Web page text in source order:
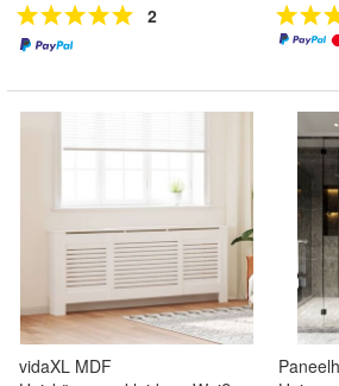
2
vidaXL MDF